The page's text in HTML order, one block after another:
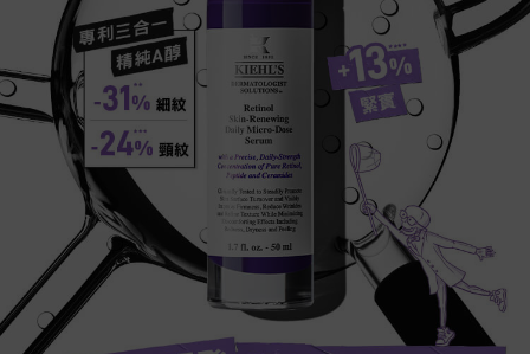
專利三合一
精純A醇
-31% 細紋
-24% 頸紋